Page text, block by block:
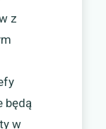
z
będą
w